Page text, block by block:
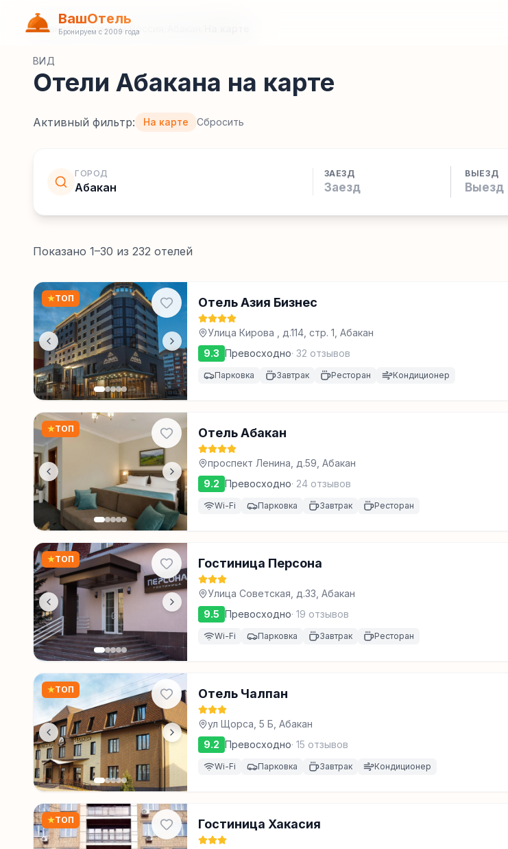
ВашОтель
Бронируем с 2009 года
Главная/Гостиницы/Россия
ВИД
Отели Абакана на карте
Активный фильтр: На карте Сбросить
ГОРОД
Абакан
ЗАЕЗД ВЫЕЗД
Показано 1–30 из 232 отелей
★ТОП Отель Азия Бизнес
Улица Кирова , д.114, стр. 1, Абакан
9.3 Превосходно· 32 отзывов
Парковка Завтрак Ресторан Кондиционер
★ТОП Отель Абакан
проспект Ленина, д.59, Абакан
9.2 Превосходно· 24 отзывов
Wi-Fi Парковка Завтрак Ресторан
★ТОП Гостиница Персона
Улица Советская, д.33, Абакан
9.5 Превосходно· 19 отзывов
Wi-Fi Парковка Завтрак Ресторан
★ТОП Отель Чалпан
ул Щорса, 5 Б, Абакан
9.2 Превосходно· 15 отзывов
Wi-Fi Парковка Завтрак Кондиционер
★ТОП Гостиница Хакасия